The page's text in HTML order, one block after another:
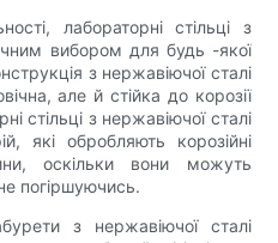
лабораторні стільці з
вибором для будь -якої
з нержавіючої сталі
але й стійка до корозії
стільці з нержавіючої сталі
які обробляють корозійні
оскільки вони можуть
погіршуючись.
з нержавіючої сталі